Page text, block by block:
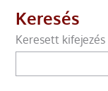
Keresés
Keresett kifejezés